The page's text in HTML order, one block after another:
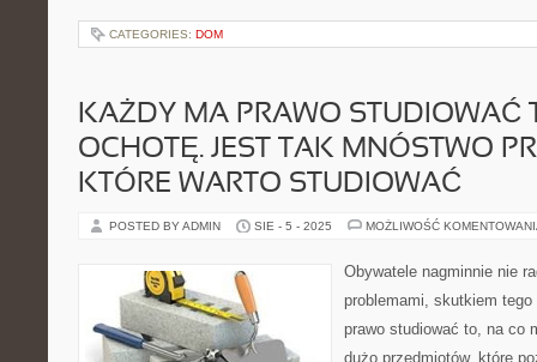
CATEGORIES: DOM
KAŻDY MA PRAWO STUDIOWAĆ
OCHOTĘ. JEST TAK MNÓSTWO
KTÓRE WARTO STUDIOWAĆ
POSTED BY ADMIN SIE - 5 - 2025 MOŻLIWOŚĆ
Obywatele nagminnie nie
problemami, skutkiem
prawo studiować to, na co
dużo przedmiotów, które